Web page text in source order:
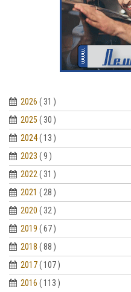
2026 ( 31 )
2025 ( 30 )
2024( 13 )
2023 ( 9 )
2022( 31 )
2021 ( 28 )
2020 ( 32 )
2019 ( 67 )
2018 ( 88 )
2017( 107 )
2016 ( 113 )